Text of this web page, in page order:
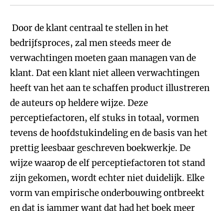
Door de klant centraal te stellen in het
bedrijfsproces, zal men steeds meer de
verwachtingen moeten gaan managen van de
klant. Dat een klant niet alleen verwachtingen
heeft van het aan te schaffen product illustreren
de auteurs op heldere wijze. Deze
perceptiefactoren, elf stuks in totaal, vormen
tevens de hoofdstukindeling en de basis van het
prettig leesbaar geschreven boekwerkje. De
wijze waarop de elf perceptiefactoren tot stand
zijn gekomen, wordt echter niet duidelijk. Elke
vorm van empirische onderbouwing ontbreekt
en dat is jammer want dat had het boek meer